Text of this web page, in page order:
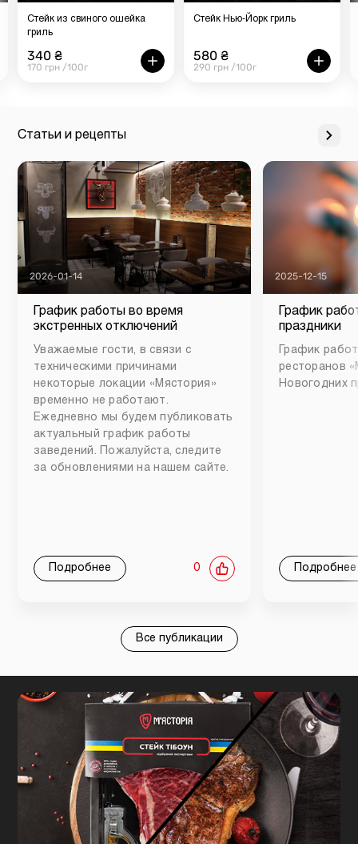
Стейк из свиного ошейка
гриль
340 ₴
170 грн /100г
Стейк Нью-Йорк гриль
580 ₴
290 грн /100г
Статьи и рецепты
2026-01-14
График работы во время
экстренных отключений
Уважаемые гости, в связи с
техническими причинами
некоторые локации «Мястория»
временно не работают.
Ежедневно мы будем публиковать
актуальный график работы
заведений. Пожалуйста, следите
за обновлениями на нашем сайте.
Подробнее 0
2025-12-15
График
праздники
График
ресторанов
Новогодних
Подробнее
Все публикации